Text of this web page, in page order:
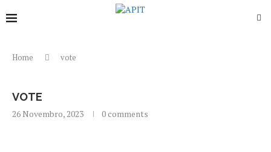
Home vote
VOTE
26 Novembro, 2023 0 comments